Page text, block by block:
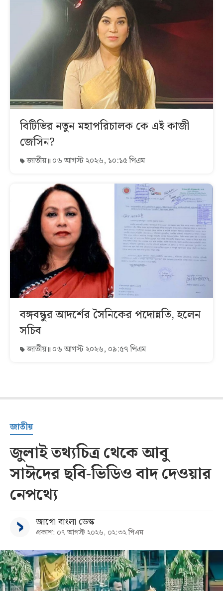
বিটিভির নতুন মহাপরিচালক কে এই কাজী
জেসিন?
জাতীয় ০৬ আগস্ট ২০২৬, ১০:১৫ পিএম
বঙ্গবন্ধুর আদর্শের সৈনিকের পদোন্নতি, হলেন
সচিব
জাতীয় ০৬ আগস্ট ২০২৬, ০৯:৫৭ পিএম
জাতীয়
জুলাই তথ্যচিত্র থেকে আবু
সাঈদের ছবি-ভিডিও বাদ দেওয়ার
নেপথ্যে
জাগো বাংলা ডেস্ক
প্রকাশ: ০৭ আগস্ট ২০২৬, ০২:৩২ পিএম